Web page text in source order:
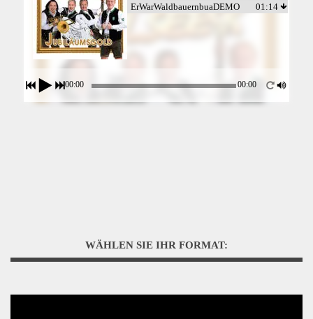
ErWarWaldbauernbuaDEMO 01:14
00:00 00:00
WÄHLEN SIE IHR FORMAT: